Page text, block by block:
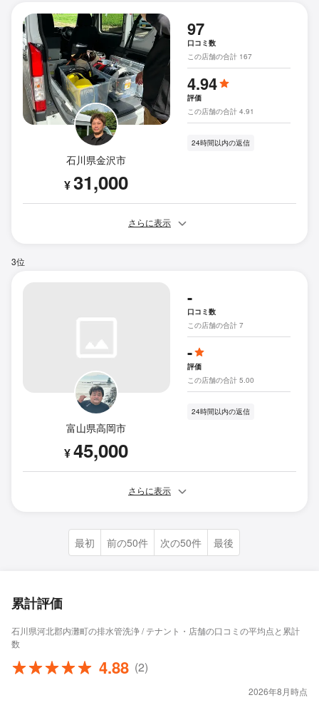
石川県金沢市
¥31,000
97
口コミ数
この店舗の合計 167
4.94
評価
この店舗の合計 4.91
24時間以内の返信
さらに表示
3位
富山県高岡市
¥45,000
-
口コミ数
この店舗の合計 7
-
評価
この店舗の合計 5.00
24時間以内の返信
さらに表示
最初 前の50件 次の50件 最後
累計評価
石川県河北郡内灘町の排水管洗浄 / テナント・店舗の口コミの平均点と累計
数
4.88 (2)
2026年8月時点